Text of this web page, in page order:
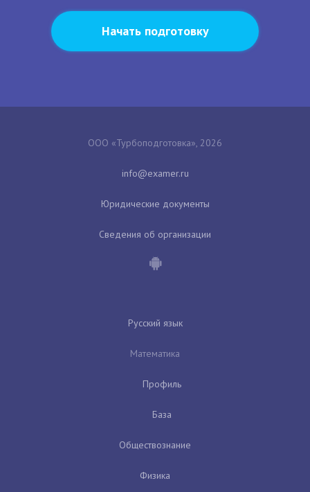
Начать подготовку
ООО «Турбоподготовка», 2026
Юридические документы
Сведения об организации
Русский язык
Математика
Профиль
База
Обществознание
Физика